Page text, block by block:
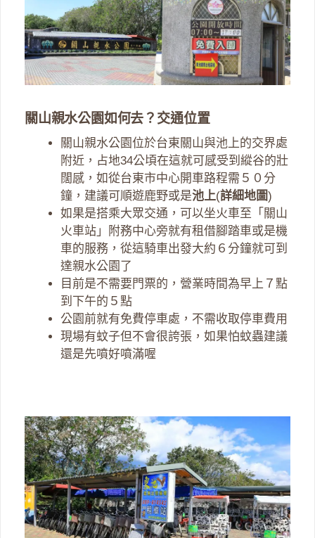
關山親水公園如何去？交通位置
關山親水公園位於台東關山與池上的交界處
附近，占地34公頃在這就可感受到縱谷的壯
闊感，如從台東市中心開車路程需５０分
鐘，建議可順遊鹿野或是池上(詳細地圖)
如果是搭乘大眾交通，可以坐火車至「關山
火車站」附務中心旁就有租借腳踏車或是機
車的服務，從這騎車出發大約６分鐘就可到
達親水公園了
目前是不需要門票的，營業時間為早上７點
到下午的５點
公園前就有免費停車處，不需收取停車費用
現場有蚊子但不會很誇張，如果怕蚊蟲建議
還是先噴好噴滿喔